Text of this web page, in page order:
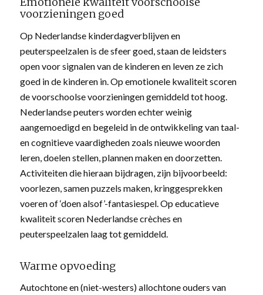
voorzieningen goed
Op Nederlandse kinderdagverblijven en
peuterspeelzalen is de sfeer goed, staan de leidsters
open voor signalen van de kinderen en leven ze zich
goed in de kinderen in. Op emotionele kwaliteit scoren
de voorschoolse voorzieningen gemiddeld tot hoog.
Nederlandse peuters worden echter weinig
aangemoedigd en begeleid in de ontwikkeling van taal-
en cognitieve vaardigheden zoals nieuwe woorden
leren, doelen stellen, plannen maken en doorzetten.
Activiteiten die hieraan bijdragen, zijn bijvoorbeeld:
voorlezen, samen puzzels maken, kringgesprekken
voeren of ‘doen alsof’-fantasiespel. Op educatieve
kwaliteit scoren Nederlandse crèches en
peuterspeelzalen laag tot gemiddeld.
Warme opvoeding
Autochtone en (niet-westers) allochtone ouders van